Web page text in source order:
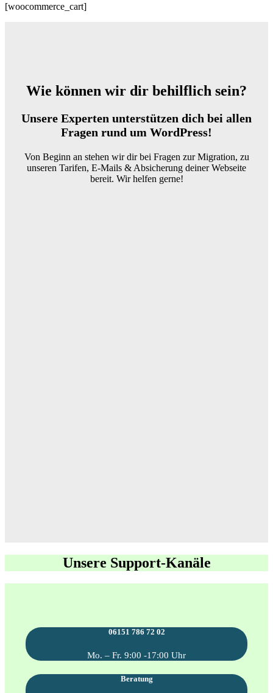
[woocommerce_cart]
Wie können wir dir behilflich sein?
Unsere Experten unterstützen dich bei allen
Fragen rund um WordPress!
Von Beginn an stehen wir dir bei Fragen zur Migration, zu
unseren Tarifen, E-Mails & Absicherung deiner Webseite
bereit. Wir helfen gerne!
Unsere Support-Kanäle
06151 786 72 02
Mo. – Fr. 9:00 -17:00 Uhr
Beratung